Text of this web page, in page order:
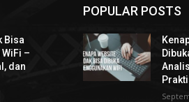
Bisa
–
dan
POPULAR POSTS